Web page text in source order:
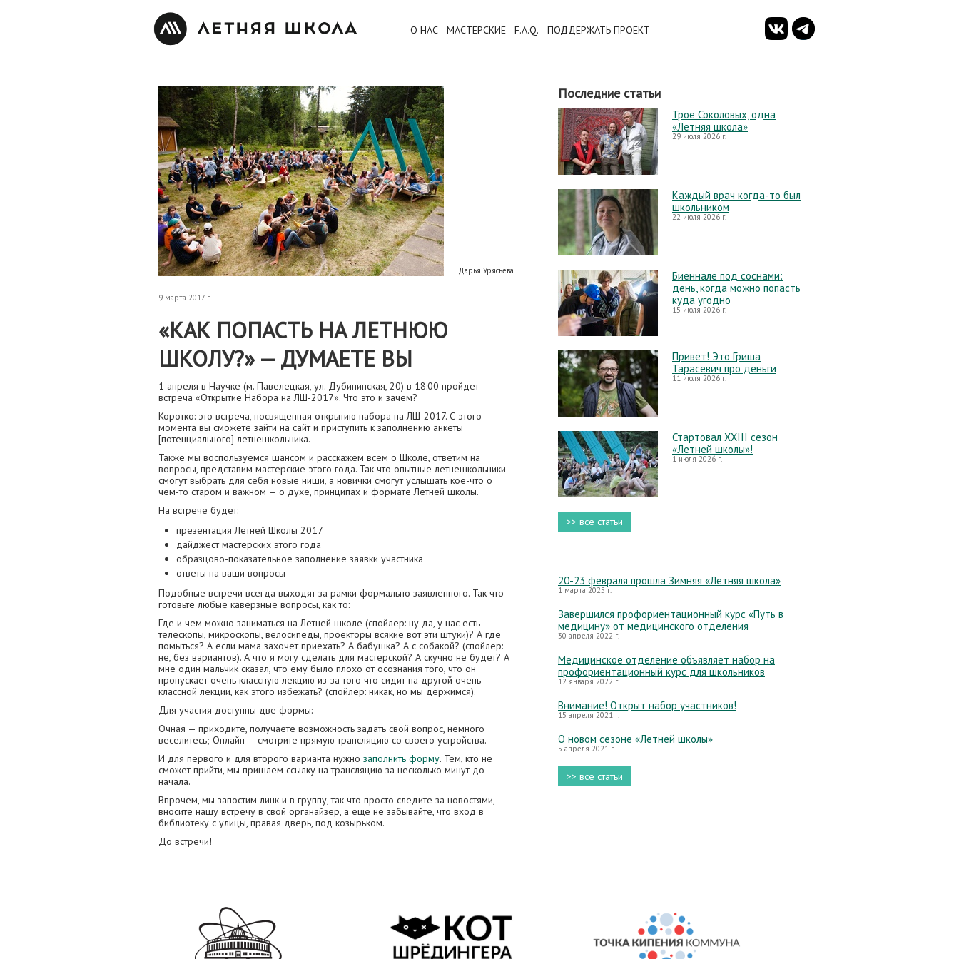
О НАС МАСТЕРСКИЕ F.A.Q. ПОДДЕРЖАТЬ ПРОЕКТ
Дарья Урясьева
9 марта 2017 г.
«КАК ПОПАСТЬ НА ЛЕТНЮЮ
ШКОЛУ?» — ДУМАЕТЕ ВЫ
1 апреля в Научке (м. Павелецкая, ул. Дубининская, 20) в 18:00 пройдет
встреча «Открытие Набора на ЛШ-2017». Что это и зачем?
Коротко: это встреча, посвященная открытию набора на ЛШ-2017. С этого
момента вы сможете зайти на сайт и приступить к заполнению анкеты
[потенциального] летнешкольника.
Также мы воспользуемся шансом и расскажем всем о Школе, ответим на
вопросы, представим мастерские этого года. Так что опытные летнешкольники
смогут выбрать для себя новые ниши, а новички смогут услышать кое-что о
чем-то старом и важном — о духе, принципах и формате Летней школы.
На встрече будет:
презентация Летней Школы 2017
дайджест мастерских этого года
образцово-показательное заполнение заявки участника
ответы на ваши вопросы
Подобные встречи всегда выходят за рамки формально заявленного. Так что
готовьте любые каверзные вопросы, как то:
Где и чем можно заниматься на Летней школе (спойлер: ну да, у нас есть
телескопы, микроскопы, велосипеды, проекторы всякие вот эти штуки)? А где
помыться? А если мама захочет приехать? А бабушка? А с собакой? (спойлер:
не, без вариантов). А что я могу сделать для мастерской? А скучно не будет? А
мне один мальчик сказал, что ему было плохо от осознания того, что он
пропускает очень классную лекцию из-за того что сидит на другой очень
классной лекции, как этого избежать? (спойлер: никак, но мы держимся).
Для участия доступны две формы:
Очная — приходите, получаете возможность задать свой вопрос, немного
веселитесь; Онлайн — смотрите прямую трансляцию со своего устройства.
И для первого и для второго варианта нужно заполнить форму. Тем, кто не
сможет прийти, мы пришлем ссылку на трансляцию за несколько минут до
начала.
Впрочем, мы запостим линк и в группу, так что просто следите за новостями,
вносите нашу встречу в свой органайзер, а еще не забывайте, что вход в
библиотеку с улицы, правая дверь, под козырьком.
До встречи!
Последние статьи
Трое Соколовых, одна
«Летняя школа»
29 июля 2026 г.
Каждый врач когда-то был
школьником
22 июля 2026 г.
Биеннале под соснами:
день, когда можно попасть
куда угодно
15 июля 2026 г.
Привет! Это Гриша
Тарасевич про деньги
11 июля 2026 г.
Стартовал XXIII сезон
«Летней школы»!
1 июля 2026 г.
>> все статьи
20-23 февраля прошла Зимняя «Летняя школа»
1 марта 2025 г.
Завершился профориентационный курс «Путь в
медицину» от медицинского отделения
30 апреля 2022 г.
Медицинское отделение объявляет набор на
профориентационный курс для школьников
12 января 2022 г.
Внимание! Открыт набор участников!
15 апреля 2021 г.
О новом сезоне «Летней школы»
5 апреля 2021 г.
>> все статьи